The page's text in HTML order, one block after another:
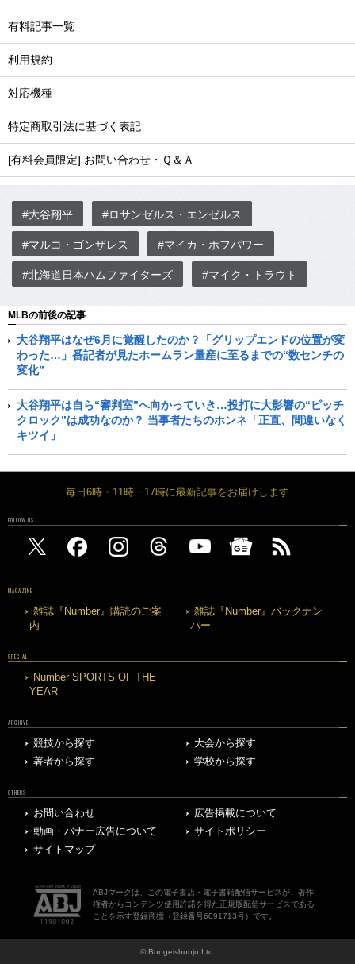
有料記事一覧
利用規約
対応機種
特定商取引法に基づく表記
[有料会員限定] お問い合わせ・Ｑ＆Ａ
#大谷翔平 #ロサンゼルス・エンゼルス
#マルコ・ゴンザレス #マイカ・ホフパワー
#北海道日本ハムファイターズ #マイク・トラウト
MLBの前後の記事
大谷翔平はなぜ6月に覚醒したのか？「グリップエンドの位置が変
わった…」番記者が見たホームラン量産に至るまでの“数センチの
変化”
大谷翔平は自ら“審判室”へ向かっていき…投打に大影響の“ピッチ
クロック”は成功なのか？ 当事者たちのホンネ「正直、間違いなく
キツイ」
毎日6時・11時・17時に最新記事をお届けします
FOLLOW US
MAGAZINE
雑誌『Number』購読のご案
内
雑誌『Number』バックナン
バー
SPECIAL
Number SPORTS OF THE
YEAR
ARCHIVE
競技から探す
大会から探す
著者から探す
学校から探す
OTHERS
お問い合わせ
広告掲載について
動画・バナー広告について
サイトポリシー
サイトマップ
ABJマークは、この電子書店・電子書籍配信サービスが、著作
権者からコンテンツ使用許諾を得た正規版配信サービスである
ことを示す登録商標（登録番号6091713号）です。
© Bungeishunju Ltd.